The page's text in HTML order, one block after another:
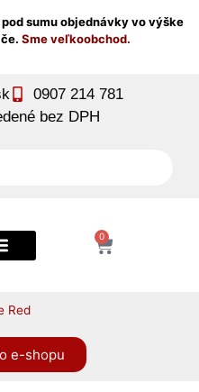
sumu objednávky vo výške
Sme veľkoobchod.
0907 214 781
bez DPH
0
Red
e-shopu